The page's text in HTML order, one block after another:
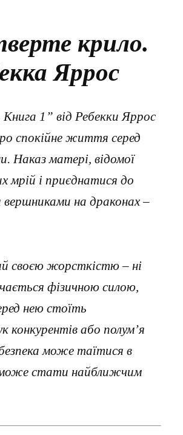
крило.
Яррос
Книга 1” від Ребекки Яррос
спокійне життя серед
Наказ матері, відомої
мрій і приєднатися до
на драконах –
своєю жорсткістю – ні
фізичною силою,
нею стоїть
конкурентів або полум’я
може таїтися в
може стати найближчим